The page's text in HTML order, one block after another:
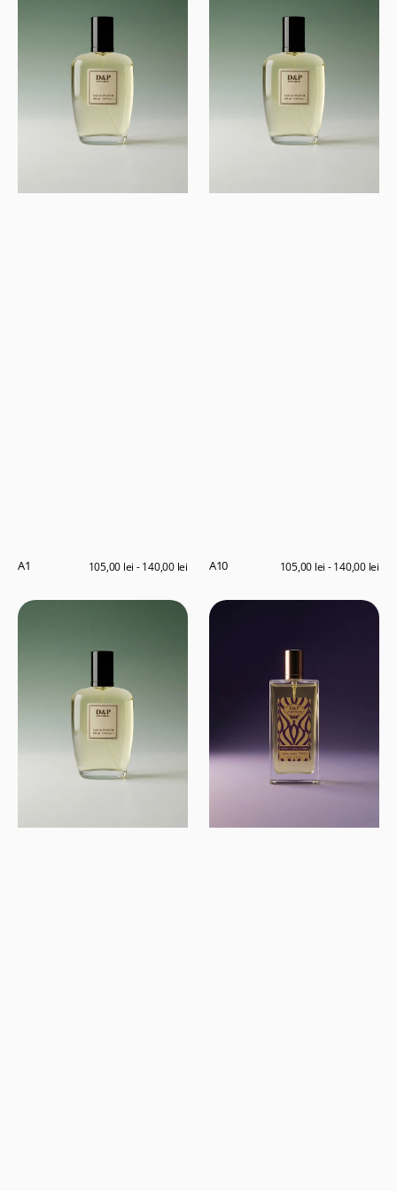
A1
Preț
105,00 lei - 140,00 lei A10
Preț
105,00 lei - 140,00 lei
L13
M5